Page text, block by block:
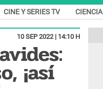
CINE Y SERIES TV CIENCIA
10 SEP 2022 | 14:10 H
¡así